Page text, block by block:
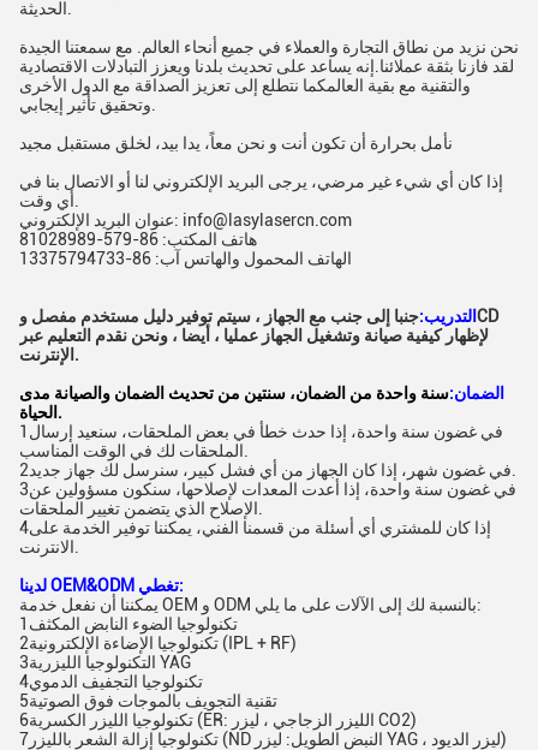
نحن نزيد من نطاق التجارة والعملاء في جميع أنحاء العالم. مع سمعتنا الجيدة
لقد فازنا بثقة عملائنا.إنه يساعد على تحديث بلدنا ويعزز التبادلات الاقتصادية
والتقنية مع بقية العالمكما نتطلع إلى تعزيز الصداقة مع الدول الأخرى
نأمل بحرارة أن تكون أنت و نحن معاً، يدا بيد، لخلق مستقبل مجيد
إذا كان أي شيء غير مرضي، يرجى البريد الإلكتروني لنا أو الاتصال بنا في
عنوان البريد الإلكتروني: info@lasylasercn.com
هاتف المكتب: 86-579-81028989
الهاتف المحمول والهاتس آب: 86-13375794733
التدريب:جنبا إلى جنب مع الجهاز ، سيتم توفير دليل مستخدم مفصل وCD
لإظهار كيفية صيانة وتشغيل الجهاز عمليا ، أيضا ، ونحن نقدم التعليم عبر
الإنترنت.
الضمان:سنة واحدة من الضمان، سنتين من تحديث الضمان والصيانة مدى
الحياة.
1في غضون سنة واحدة، إذا حدث خطأ في بعض الملحقات، سنعيد إرسال
3في غضون سنة واحدة، إذا أعدت المعدات لإصلاحها، سنكون مسؤولين عن
4إذا كان للمشتري أي أسئلة من قسمنا الفني، يمكننا توفير الخدمة على
لدينا OEM&ODM تغطي:
يمكننا أن نفعل خدمة OEM و ODM بالنسبة لك إلى الآلات على ما يلي:
1تكنولوجيا الضوء النابض المكثف
2تكنولوجيا الإضاءة الإلكترونية (IPL + RF)
3التكنولوجيا الليزرية YAG
4تكنولوجيا التجفيف الدموي
5تقنية التجويف بالموجات فوق الصوتية
6تكنولوجيا الليزر الكسرية (ER: الليزر الزجاجي ، ليزر CO2)
7تكنولوجيا إزالة الشعر بالليزر (ND النبض الطويل: ليزر YAG ، ليزر الديود)